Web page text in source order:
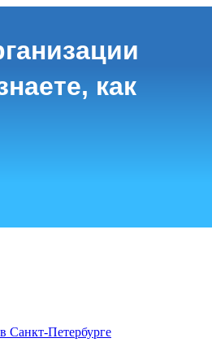
как
Санкт-Петербурге